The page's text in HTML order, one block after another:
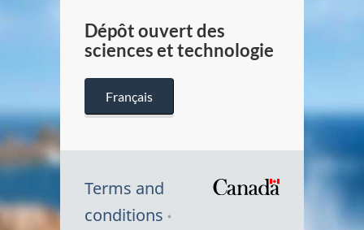
Dépôt ouvert des
sciences et technologie
Français
Terms and
conditions
Symbole